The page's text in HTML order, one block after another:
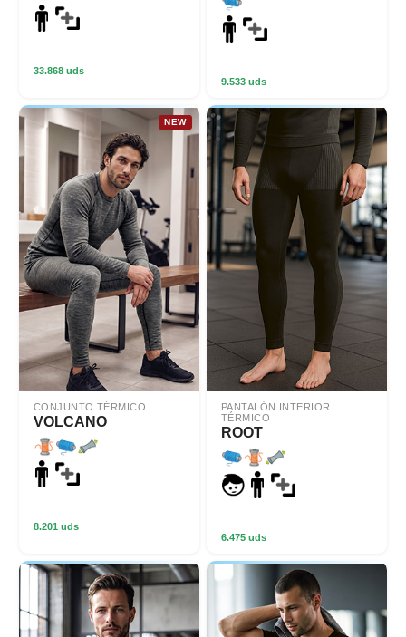
33.868 uds
9.533 uds
NEW
CONJUNTO TÉRMICO
VOLCANO
8.201 uds
PANTALÓN INTERIOR
TÉRMICO
ROOT
6.475 uds